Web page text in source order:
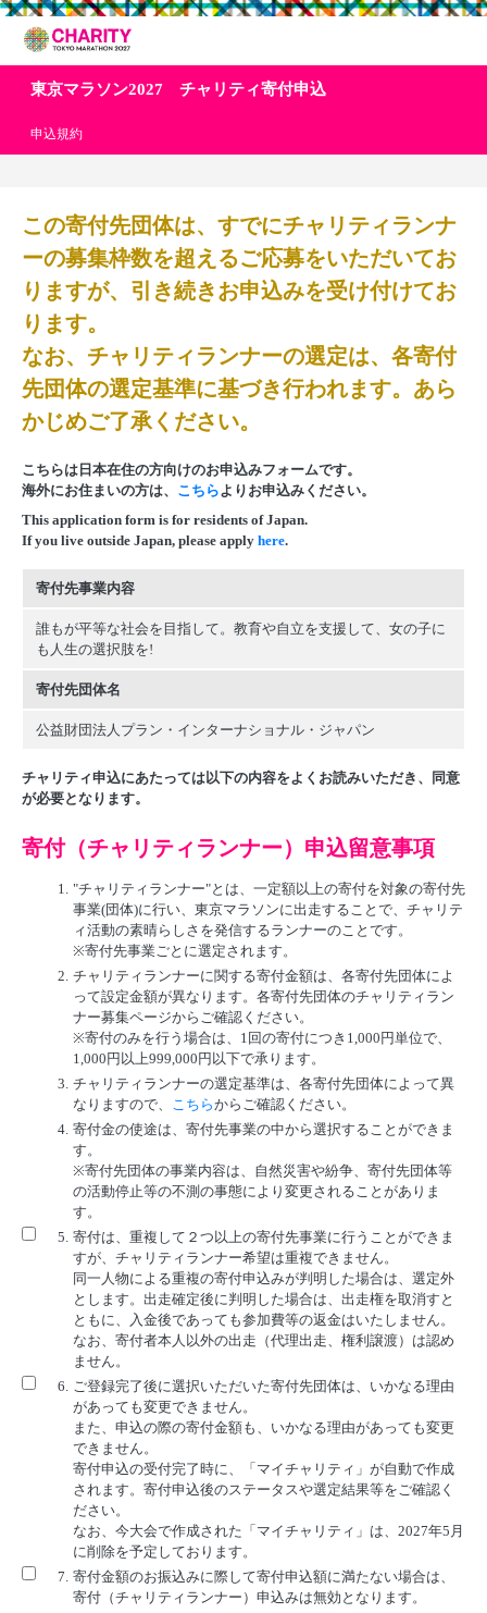
東京マラソン2027 チャリティ寄付申込
申込規約
この寄付先団体は、すでにチャリティランナ
ーの募集枠数を超えるご応募をいただいてお
りますが、引き続きお申込みを受け付けてお
ります。
なお、チャリティランナーの選定は、各寄付
先団体の選定基準に基づき行われます。あら
かじめご了承ください。
こちらは日本在住の方向けのお申込みフォームです。
海外にお住まいの方は、 こちらよりお申込みください。
This application form is for residents of Japan.
If you live outside Japan, please apply here.
寄付先事業内容
誰もが平等な社会を目指して。教育や自立を支援して、女の子に
も人生の選択肢を!
寄付先団体名
公益財団法人プラン・インターナショナル・ジャパン
チャリティ申込にあたっては以下の内容をよくお読みいただき、同意
が必要となります。
寄付（チャリティランナー）申込留意事項
1. "チャリティランナー"とは、一定額以上の寄付を対象の寄付先
事業(団体)に行い、東京マラソンに出走することで、チャリテ
ィ活動の素晴らしさを発信するランナーのことです。
※寄付先事業ごとに選定されます。
2. チャリティランナーに関する寄付金額は、各寄付先団体によ
って設定金額が異なります。各寄付先団体のチャリティラン
ナー募集ページからご確認ください。
※寄付のみを行う場合は、1回の寄付につき1,000円単位で、
1,000円以上999,000円以下で承ります。
3. チャリティランナーの選定基準は、各寄付先団体によって異
なりますので、 こちらからご確認ください。
4. 寄付金の使途は、寄付先事業の中から選択することができま
す。
※寄付先団体の事業内容は、自然災害や紛争、寄付先団体等
の活動停止等の不測の事態により変更されることがありま
す。
5. 寄付は、重複して２つ以上の寄付先事業に行うことができま
すが、チャリティランナー希望は重複できません。
同一人物による重複の寄付申込みが判明した場合は、選定外
とします。出走確定後に判明した場合は、出走権を取消すと
ともに、入金後であっても参加費等の返金はいたしません。
なお、寄付者本人以外の出走（代理出走、権利譲渡）は認め
ません。
6. ご登録完了後に選択いただいた寄付先団体は、いかなる理由
があっても変更できません。
また、申込の際の寄付金額も、いかなる理由があっても変更
できません。
寄付申込の受付完了時に、「マイチャリティ」が自動で作成
されます。寄付申込後のステータスや選定結果等をご確認く
ださい。
なお、今大会で作成された「マイチャリティ」は、2027年5月
に削除を予定しております。
7. 寄付金額のお振込みに際して寄付申込額に満たない場合は、
寄付（チャリティランナー）申込みは無効となります。